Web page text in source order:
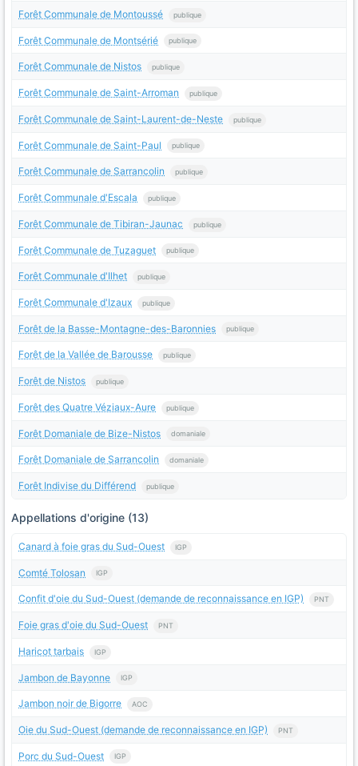
Forêt Communale de Montoussé publique
Forêt Communale de Montsérié publique
Forêt Communale de Nistos publique
Forêt Communale de Saint-Arroman publique
Forêt Communale de Saint-Laurent-de-Neste publique
Forêt Communale de Saint-Paul publique
Forêt Communale de Sarrancolin publique
Forêt Communale d'Escala publique
Forêt Communale de Tibiran-Jaunac publique
Forêt Communale de Tuzaguet publique
Forêt Communale d'Ilhet publique
Forêt Communale d'Izaux publique
Forêt de la Basse-Montagne-des-Baronnies publique
Forêt de la Vallée de Barousse publique
Forêt de Nistos publique
Forêt des Quatre Véziaux-Aure publique
Forêt Domaniale de Bize-Nistos domaniale
Forêt Domaniale de Sarrancolin domaniale
Forêt Indivise du Différend publique
Appellations d'origine (13)
Canard à foie gras du Sud-Ouest IGP
Comté Tolosan IGP
Confit d'oie du Sud-Ouest (demande de reconnaissance en IGP) PNT
Foie gras d'oie du Sud-Ouest PNT
Haricot tarbais IGP
Jambon de Bayonne IGP
Jambon noir de Bigorre AOC
Oie du Sud-Ouest (demande de reconnaissance en IGP) PNT
Porc du Sud-Ouest IGP